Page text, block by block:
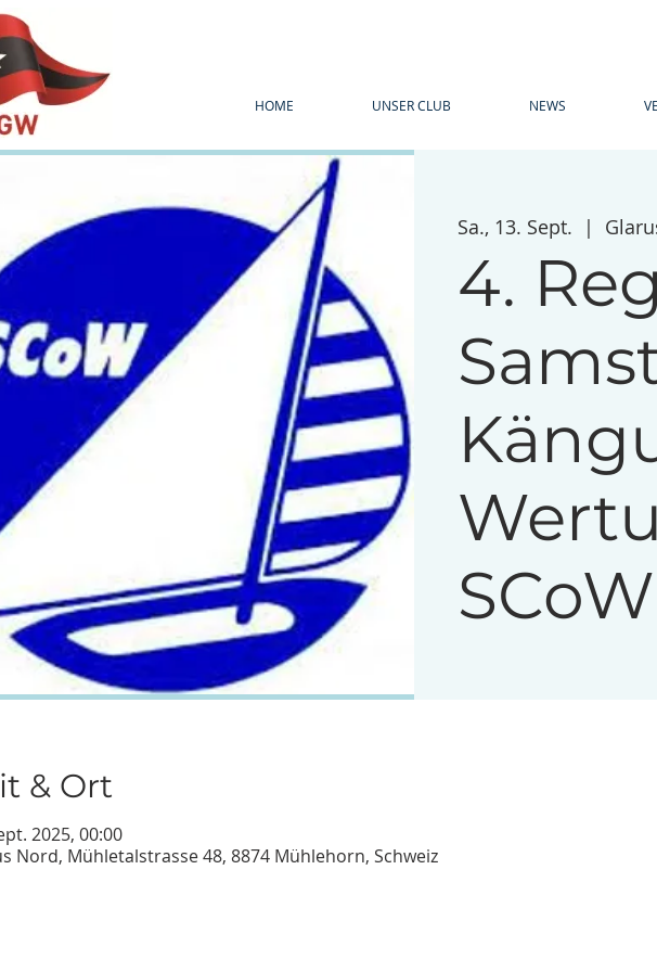
HOME UNSER CLUB NEWS
Sa., 13. Sept.
  |
4.
SCoW
& Ort
2025, 00:00
Nord, Mühletalstrasse 48, 8874 Mühlehorn, Schweiz